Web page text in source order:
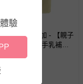
無添加 - 【親子
添加泡沫洗手乳補充
驗